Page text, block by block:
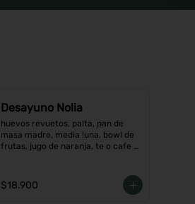
Desayuno Nolia
huevos revuetos, palta, pan de
masa madre, media luna, bowl de
frutas, jugo de naranja, te o cafe a
$18.900